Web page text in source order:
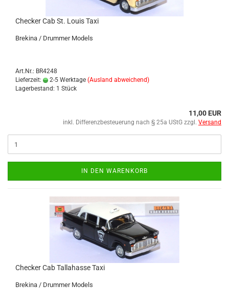
Che­cker Cab St. Louis Taxi
Bre­ki­na / Drum­mer Mo­dels
Art.Nr.: BR4248
Lieferzeit:
2-5 Werktage (Ausland abweichend)
Lagerbestand: 1 Stück
11,00 EUR
inkl. Differenzbesteuerung nach § 25a UStG zzgl. Versand
IN DEN WARENKORB
Che­cker Cab Tal­la­has­se Taxi
Bre­ki­na / Drum­mer Mo­dels